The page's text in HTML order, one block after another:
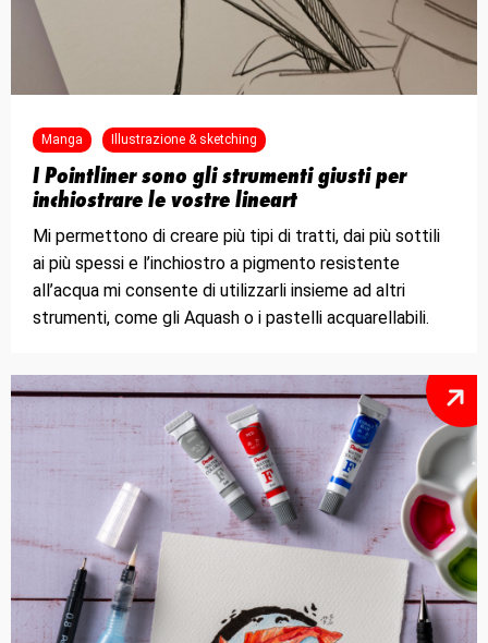
Manga Illustrazione & sketching
I Pointliner sono gli strumenti giusti per
inchiostrare le vostre lineart
Mi permettono di creare più tipi di tratti, dai più sottili
ai più spessi e l’inchiostro a pigmento resistente
all’acqua mi consente di utilizzarli insieme ad altri
strumenti, come gli Aquash o i pastelli acquarellabili.